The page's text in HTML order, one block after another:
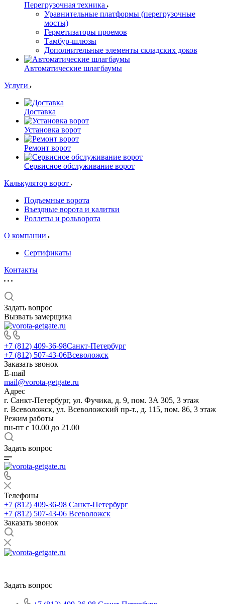
Перегрузочная техника
Уравнительные платформы (перегрузочные
мосты)
Герметизаторы проемов
Тамбур-шлюзы
Дополнительные элементы складских доков
Автоматические шлагбаумы
Услуги
Доставка
Установка ворот
Ремонт ворот
Сервисное обслуживание ворот
Калькулятор ворот
Подъемные ворота
Въездные ворота и калитки
Роллеты и рольворота
О компании
Сертификаты
Контакты
Задать вопрос
Вызвать замерщика
+7 (812) 409-36-98Санкт-Петербург
+7 (812) 507-43-06Всеволожск
Заказать звонок
E-mail
mail@vorota-getgate.ru
Адрес
г. Санкт-Петербург, ул. Фучика, д. 9, пом. 3А 305, 3 этаж
г. Всеволожск, ул. Всеволожский пр-т., д. 115, пом. 86, 3 этаж
Режим работы
пн-пт c 10.00 до 21.00
Задать вопрос
Телефоны
+7 (812) 409-36-98 Санкт-Петербург
+7 (812) 507-43-06 Всеволожск
Заказать звонок
Задать вопрос